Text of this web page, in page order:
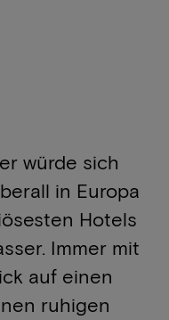
würde sich
in Europa
Hotels
Immer mit
auf einen
ruhigen